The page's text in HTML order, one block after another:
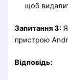
щоб
Запитання 3:
пристрою
Відповідь: